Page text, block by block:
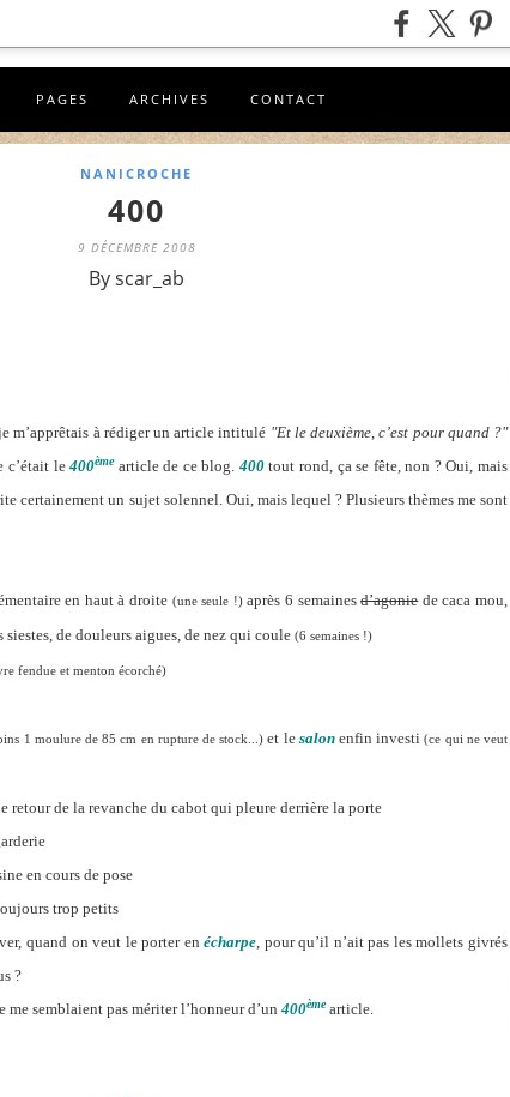
PAGES ARCHIVES CONTACT
NANICROCHE
400
9 DÉCEMBRE 2008
By scar_ab
m’apprêtais à rédiger un article intitulé "Et le deuxième, c’est pour quand ?"
c’était le400èmearticle de ce blog. 400tout rond, ça se fête, non ? Oui, mais
certainement un sujet solennel. Oui, mais lequel ? Plusieurs thèmes me sont
en haut à droite (une seule !)après 6 semainesd’agoniede caca mou,
siestes, de douleurs aigues, de nez qui coule (6 semaines !)
fendue et menton écorché)
1 moulure de 85 cm en rupture de stock...) et le salonenfin investi(ce qui ne veut
retour de la revanche du cabot qui pleure derrière la porte
en cours de pose
trop petits
quand on veut le porter enécharpe, pour qu’il n’ait pas les mollets givrés
?
semblaient pas mériter l’honneur d’un 400èmearticle.